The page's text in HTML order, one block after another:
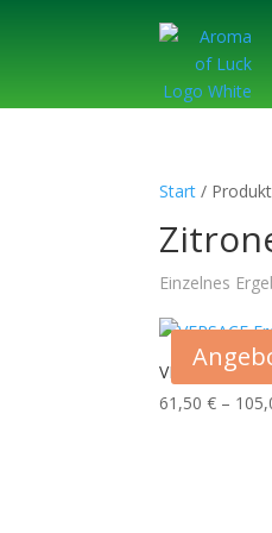
Start /
Einzelnes
VERSACE Eros
61,50€ –